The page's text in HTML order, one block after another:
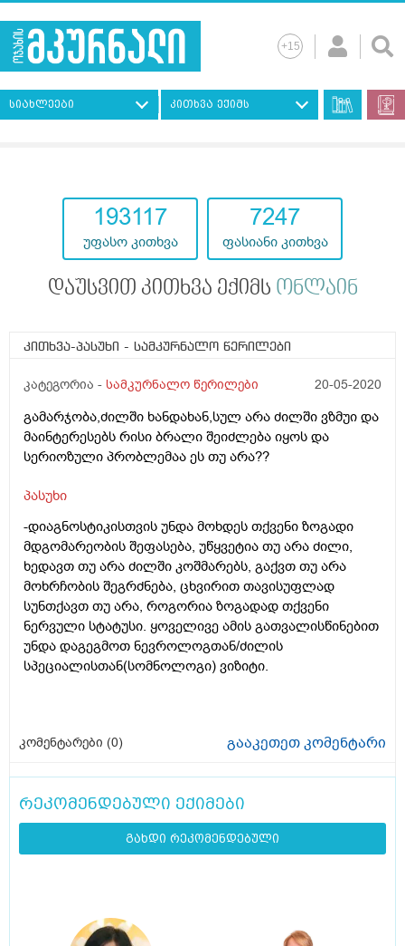
სიახლეები კითხვა ექიმს
193117
უფასო კითხვა
7247
ფასიანი კითხვა
დაუსვით კითხვა ექიმს ონლაინ
კითხვა-პასუხი - სამკურნალო წერილები
კატეგორია - სამკურნალო წერილები 20-05-2020
გამარჯობა,ძილში ხანდახან,სულ არა ძილში ვზმუი და
მაინტერესებს რისი ბრალი შეიძლება იყოს და
სერიოზული პრობლემაა ეს თუ არა??
პასუხი
-დიაგნოსტიკისთვის უნდა მოხდეს თქვენი ზოგადი
მდგომარეობის შეფასება, უწყვეტია თუ არა ძილი,
ხედავთ თუ არა ძილში კოშმარებს, გაქვთ თუ არა
მოხრჩობის შეგრძნება, ცხვირით თავისუფლად
სუნთქავთ თუ არა, როგორია ზოგადად თქვენი
ნერვული სტატუსი. ყოველივე ამის გათვალისწინებით
უნდა დაგეგმოთ ნევროლოგთან/ძილის
სპეციალისთან(სომნოლოგი) ვიზიტი.
კომენტარები (0) გააკეთეთ კომენტარი
რეკომენდებული ექიმები
გახდი რეკომენდებული